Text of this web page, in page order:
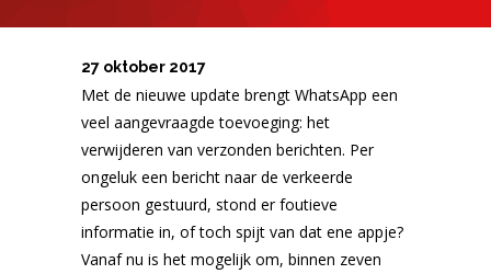
27 oktober 2017
Met de nieuwe update brengt WhatsApp een
veel aangevraagde toevoeging: het
verwijderen van verzonden berichten. Per
ongeluk een bericht naar de verkeerde
persoon gestuurd, stond er foutieve
informatie in, of toch spijt van dat ene appje?
Vanaf nu is het mogelijk om, binnen zeven